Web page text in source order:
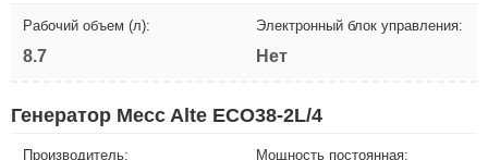
Рабочий объем (л):
8.7
Электронный блок управления:
Нет
Генератор Mecc Alte ECO38-2L/4
Производитель: Мощность постоянная: